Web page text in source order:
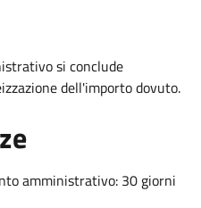
si conclude
dell'importo dovuto.
amministrativo: 30 giorni